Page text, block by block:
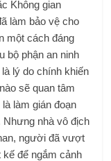
Không gian
làm bảo vệ cho
một cách đáng
bộ phận an ninh
lý do chính khiến
sẽ quan tâm
làm gián đoạn
nhà vô địch
người đã vượt
để ngắm cảnh